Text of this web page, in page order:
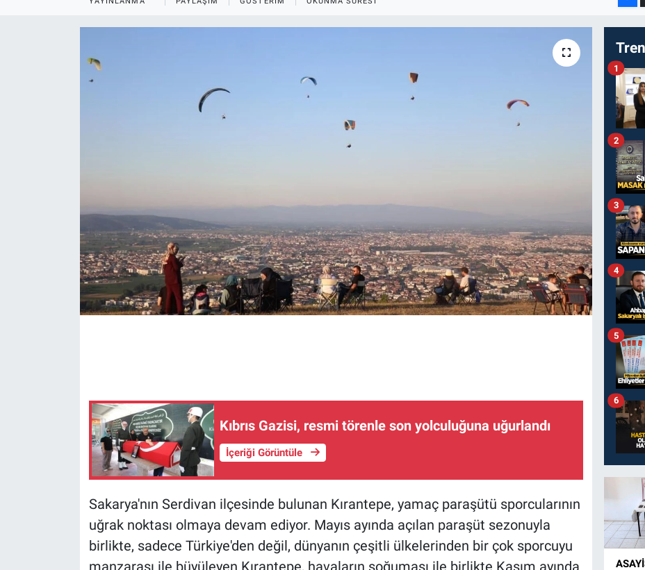
Kıbrıs Gazisi, resmi törenle son yolculuğuna uğurlandı
İçeriği Görüntüle
Sakarya'nın Serdivan ilçesinde bulunan Kırantepe, yamaç paraşütü sporcularının
uğrak noktası olmaya devam ediyor. Mayıs ayında açılan paraşüt sezonuyla
birlikte, sadece Türkiye'den değil, dünyanın çeşitli ülkelerinden bir çok sporcuyu
manzarası ile büyüleyen Kırantepe, havaların soğuması ile birlikte Kasım ayında
1
2
3
4
5
6
EĞİTİM
MAGAZİN